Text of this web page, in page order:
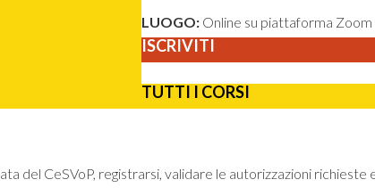
LUOGO: Online su piattaforma Zoom
ISCRIVITI
TUTTI I CORSI
del CeSVoP, registrarsi, validare le autorizzazioni richieste